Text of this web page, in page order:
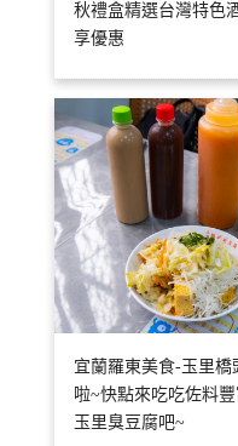
秋禮盒精選台灣特色
享優惠
宜蘭羅東美食-玉里
啦~快點來吃吃佐料
玉里臭豆腐吧~